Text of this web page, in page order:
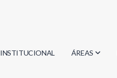
INSTITUCIONAL ÁREAS